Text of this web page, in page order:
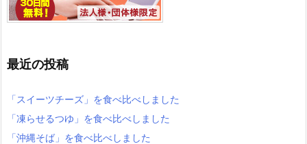
最近の投稿
「スイーツチーズ」を食べ比べしました
「凍らせるつゆ」を食べ比べしました
「沖縄そば」を食べ比べしました